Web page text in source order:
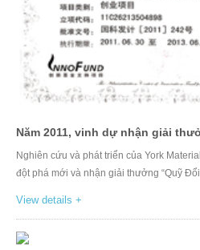
Nghiên cứu và phát triển của York
đột phá mới và nhận giải thưởng “Quỹ
View details +